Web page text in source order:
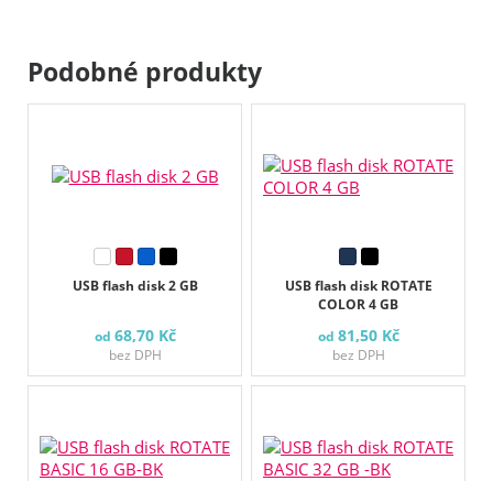
Podobné produkty
USB flash disk 2 GB
od 68,70 Kč
bez DPH
USB flash disk ROTATE
COLOR 4 GB
od 81,50 Kč
bez DPH